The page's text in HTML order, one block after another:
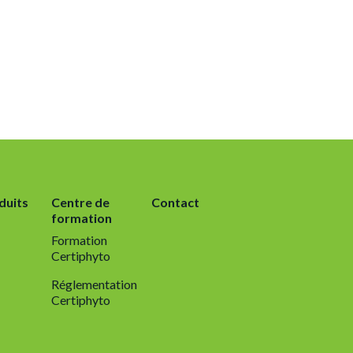
Centre de
formation
Formation
Certiphyto
Réglementation
Certiphyto
Contact